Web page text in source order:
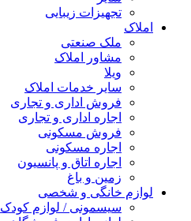
تجهیزات زیبایی
املاک
ملک صنعتی
مشاور املاک
ویلا
سایر خدمات املاک
فروش اداری و تجاری
اجاره اداری و تجاری
فروش مسکونی
اجاره مسکونی
اجاره اتاق و پانسیون
زمین و باغ
لوازم خانگی و شخصی
سیسمونی / لوازم کودک